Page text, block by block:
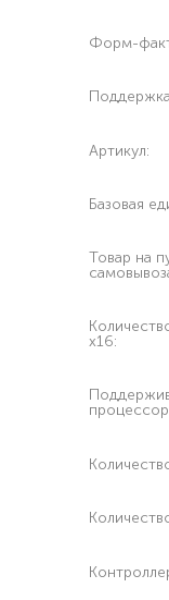
Форм-
Артикул:
Базовая
Товар на
x16: